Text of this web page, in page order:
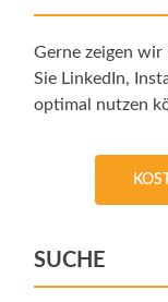
Gerne zeigen
Sie LinkedIn,
optimal nutzen
SUCHE